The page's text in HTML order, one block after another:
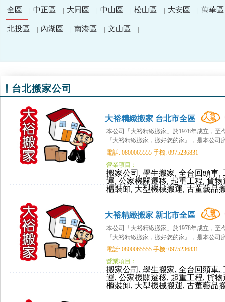
全區 | 中正區 | 大同區 | 中山區 | 松山區 | 大安區 | 萬華區
北投區 | 內湖區 | 南港區 | 文山區 |
台北搬家公司
大裕精緻搬家 台北市全區
本公司「大裕精緻搬家」於1978年成立，
『大裕精緻搬家，搬好您的家』，是本公司
電話: 0800065555 手機: 0975236831
營業項目：
搬家公司, 學生搬家, 全台回頭車
運, 公家機關遷移, 起重工程, 貨
櫃裝卸, 大型機械搬運, 古董藝品
大裕精緻搬家 新北市全區
本公司「大裕精緻搬家」於1978年成立，
『大裕精緻搬家，搬好您的家』，是本公
電話: 0800065555 手機: 0975236831
營業項目：
搬家公司, 學生搬家, 全台回頭車
運, 公家機關遷移, 起重工程, 貨
櫃裝卸, 大型機械搬運, 古董藝品